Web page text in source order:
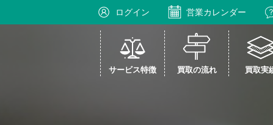
ログイン 営業カレンダー
サービス特徴 買取の流れ 買取実